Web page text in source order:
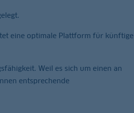
eine optimale Plattform für künftige
Weil es sich um einen an
entsprechende